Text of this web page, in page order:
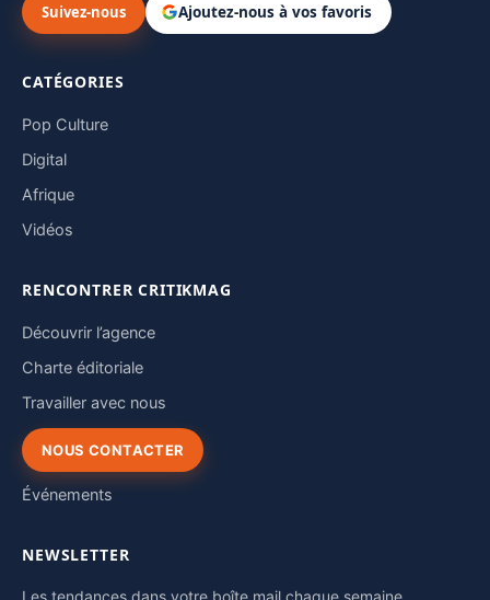
Suivez-nous Ajoutez-nous à vos favoris
CATÉGORIES
Pop Culture
Digital
Afrique
Vidéos
RENCONTRER CRITIKMAG
Découvrir l’agence
Charte éditoriale
Travailler avec nous
NOUS CONTACTER
Événements
NEWSLETTER
Les tendances dans votre boîte mail chaque semaine.